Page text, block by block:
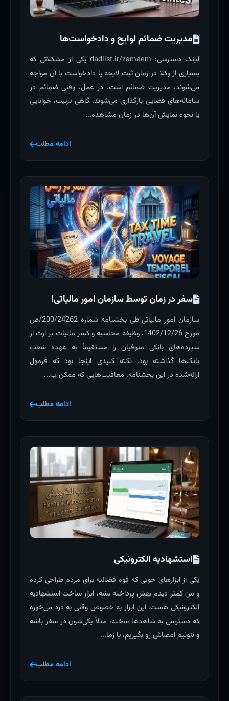
مدیریت ضمائم لوایح و دادخواست‌ها
لینک دسترسی: dadlist.ir/zamaem یکی از مشکلاتی که
بسیاری از وکلا در زمان ثبت لایحه یا دادخواست با آن مواجه
می‌شوند، مدیریت ضمائم است. در عمل، وقتی ضمائم در
سامانه‌های قضایی بارگذاری می‌شوند، گاهی ترتیب، خوانایی
یا نحوه نمایش آن‌ها در زمان مشاهده...
ادامه مطلب
سفر در زمان توسط سازمان امور مالیاتی!
سازمان امور مالیاتی طی بخشنامه شماره 200/24262/ص
مورخ 1402/12/26، وظیفه محاسبه و کسر مالیات بر ارث از
سپرده‌های بانکی متوفیان را مستقیماً به عهده شعب
بانک‌ها گذاشته بود. نکته کلیدی اینجا بود که فرمول
ارائه‌شده در این بخشنامه، معافیت‌هایی که ممکن ب...
ادامه مطلب
استشهادیه الکترونیکی
یکی از ابزارهای خوبی که قوه قضائیه برای مردم طراحی کرده
و من کمتر دیدم بهش پرداخته بشه، ابزار ساخت استشهادیه
الکترونیکی هست. این ابزار به خصوص وقتی به درد می‌خوره
که دسترسی به شاهدها سخته، مثلاً یکی‌شون در سفر باشه
و نتونیم امضاش رو بگیریم، یا زما...
ادامه مطلب